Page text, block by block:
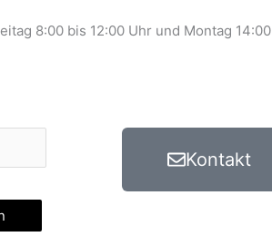
8:00 bis 12:00 Uhr und Montag 14:00
Kontakt